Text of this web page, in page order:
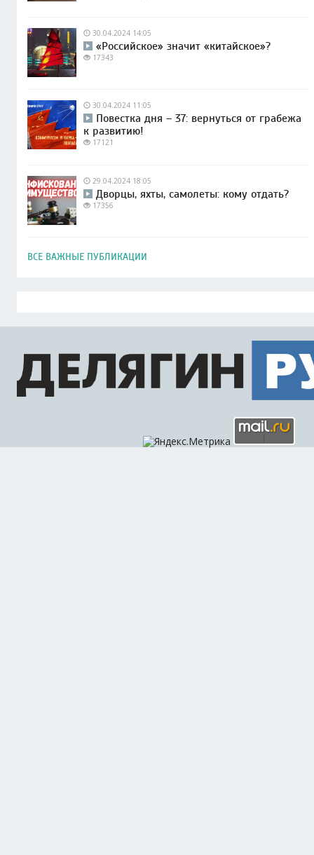
30.04.2024 14:05
«Российское» значит «китайское»?
17343
30.04.2024 11:05
Повестка дня – 37: вернуться от грабежа
к развитию!
17121
29.04.2024 18:05
Дворцы, яхты, самолеты: кому отдать?
17356
ВСЕ ВАЖНЫЕ ПУБЛИКАЦИИ